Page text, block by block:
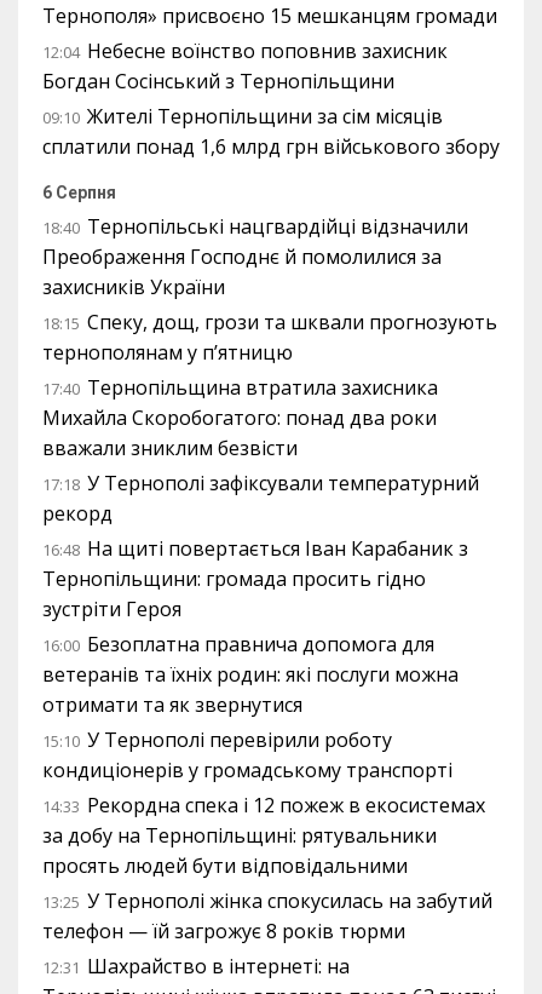
Тернополя» присвоєно 15 мешканцям громади
12:04 Небесне воїнство поповнив захисник
Богдан Сосінський з Тернопільщини
09:10 Жителі Тернопільщини за сім місяців
сплатили понад 1,6 млрд грн військового збору
6 Серпня
18:40 Тернопільські нацгвардійці відзначили
Преображення Господнє й помолилися за
захисників України
18:15 Спеку, дощ, грози та шквали прогнозують
тернополянам у п’ятницю
17:40 Тернопільщина втратила захисника
Михайла Скоробогатого: понад два роки
вважали зниклим безвісти
17:18 У Тернополі зафіксували температурний
рекорд
16:48 На щиті повертається Іван Карабаник з
Тернопільщини: громада просить гідно
зустріти Героя
16:00 Безоплатна правнича допомога для
ветеранів та їхніх родин: які послуги можна
отримати та як звернутися
15:10 У Тернополі перевірили роботу
кондиціонерів у громадському транспорті
14:33 Рекордна спека і 12 пожеж в екосистемах
за добу на Тернопільщині: рятувальники
просять людей бути відповідальними
13:25 У Тернополі жінка спокусилась на забутий
телефон — їй загрожує 8 років тюрми
12:31 Шахрайство в інтернеті: на